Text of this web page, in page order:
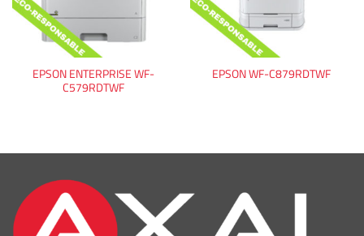
EPSON ENTERPRISE WF-
C579RDTWF
EPSON WF-C879RDTWF